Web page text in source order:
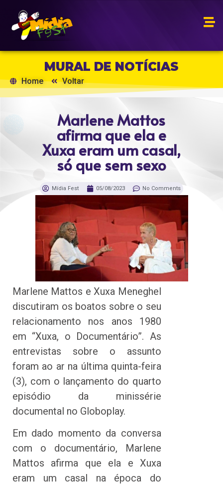
MURAL DE NOTÍCIAS
Home Voltar
Marlene Mattos
afirma que ela e
Xuxa eram um casal,
só que sem sexo
Mídia Fest 05/08/2023 No Comments
Marlene Mattos e Xuxa Meneghel
discutiram os boatos sobre o seu
relacionamento nos anos 1980
em “Xuxa, o Documentário”. As
entrevistas sobre o assunto
foram ao ar na última quinta-feira
(3), com o lançamento do quarto
episódio da minissérie
documental no Globoplay.
Em dado momento da conversa
com o documentário, Marlene
Mattos afirma que ela e Xuxa
eram um casal na época do